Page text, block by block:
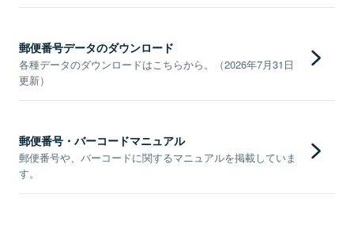
郵便番号データのダウンロード
各種データのダウンロードはこちらから。（2026年7月31日
更新）
郵便番号・バーコードマニュアル
郵便番号や、バーコードに関するマニュアルを掲載していま
す。